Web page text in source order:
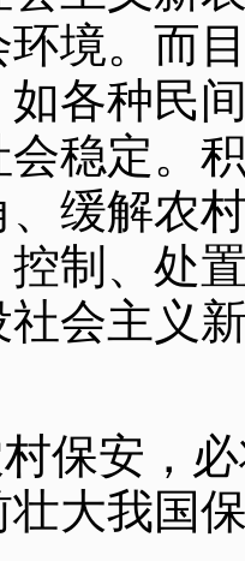
境。而
各种民
稳定。
缓解农
制、处
会主义
保安，
大我国